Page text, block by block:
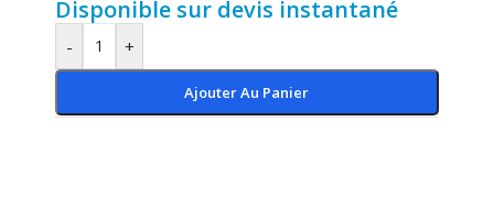
Disponible sur devis instantané
- +
Ajouter Au Panier